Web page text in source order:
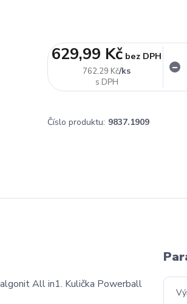
762,29 Kč/ks
629,99 Kč bez DPH
Číslo produktu: 9837.1909
All in1. Kulička Powerball